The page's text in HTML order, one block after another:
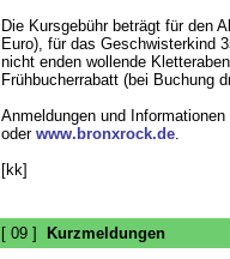
Die Kursgebühr beträgt für den
Euro), für das Geschwisterkind
nicht enden wollende
Frühbucherrabatt (bei Buchung
Anmeldungen und
oder www.bronxrock.de.
[kk]
[ 09 ]
Kurzmeldungen